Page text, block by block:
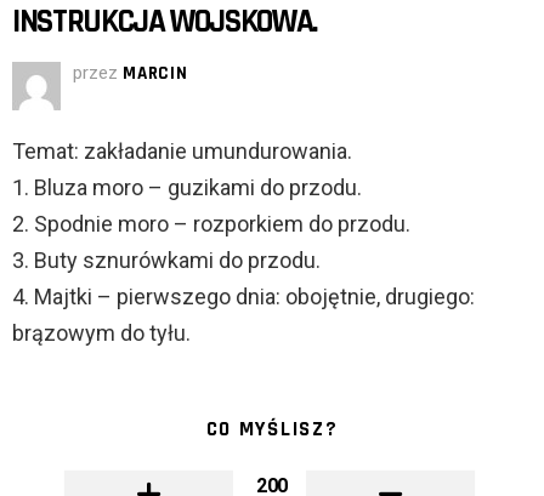
INSTRUKCJA WOJSKOWA.
przez MARCIN
Temat: zakładanie umundurowania.
1. Bluza moro – guzikami do przodu.
2. Spodnie moro – rozporkiem do przodu.
3. Buty sznurówkami do przodu.
4. Majtki – pierwszego dnia: obojętnie, drugiego:
brązowym do tyłu.
CO MYŚLISZ?
200